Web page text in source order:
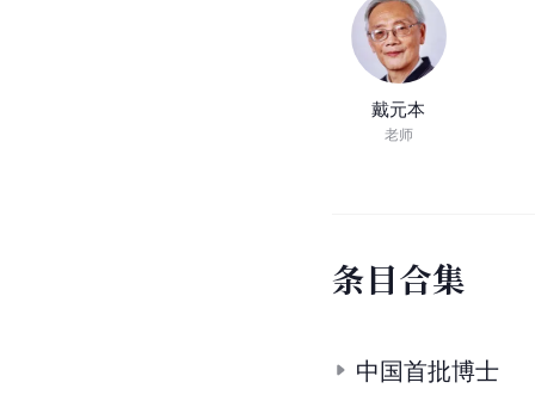
戴元本
老师
条目合集
中国首批博士